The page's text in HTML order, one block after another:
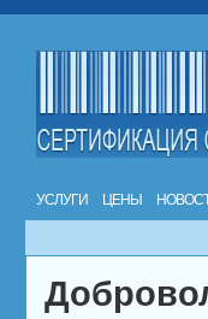
УСЛУГИ ЦЕНЫ